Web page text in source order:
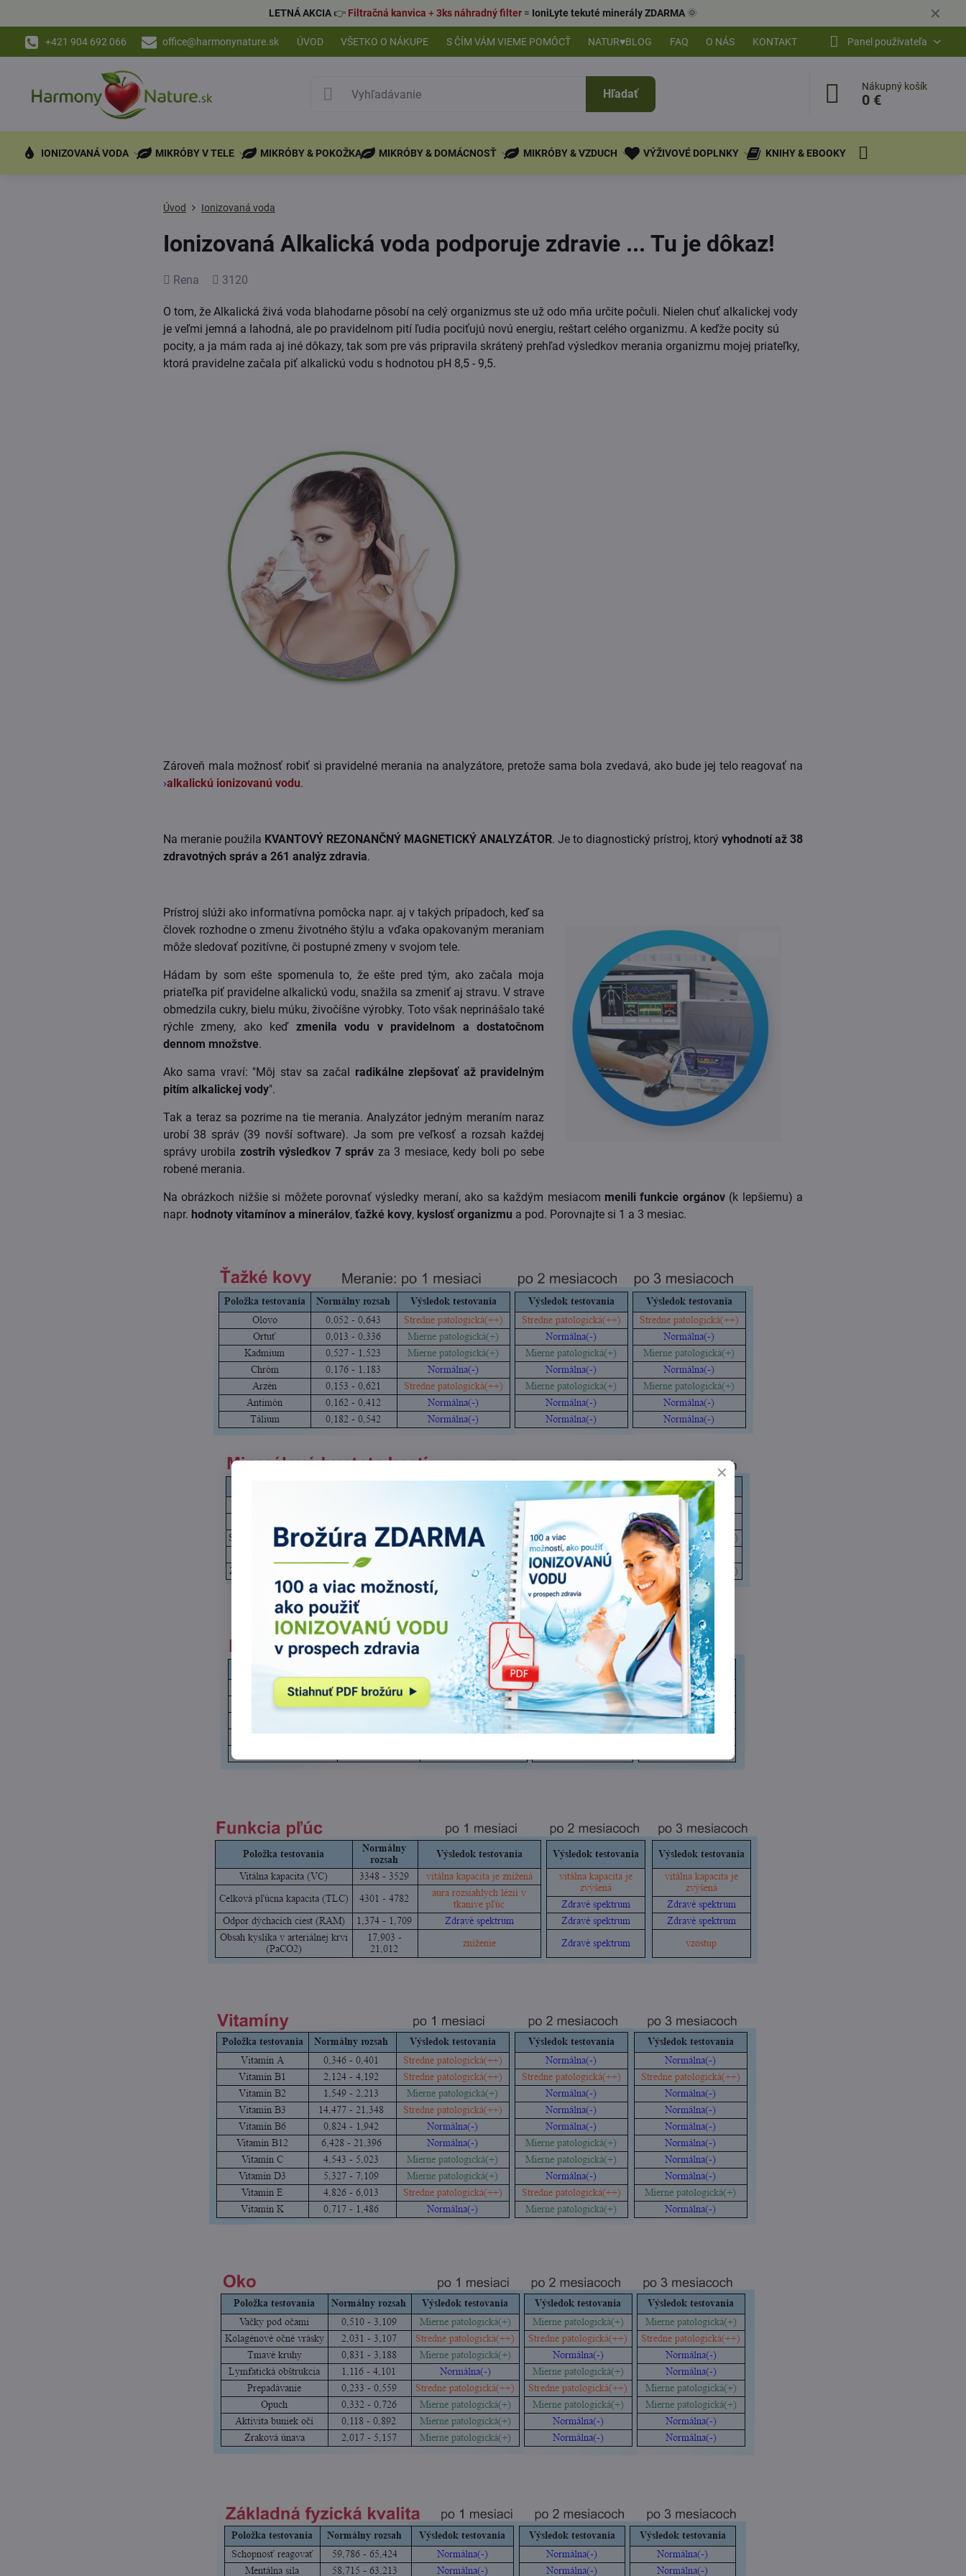
✕
LETNÁ AKCIA👉 Filtračná kanvica +3ks náhradný filter= IoniLyte tekuté minerály ZDARMA🌞
+421 904 692 066 office@harmonynature.sk ÚVOD VŠETKO O NÁKUPE S ČÍM VÁM VIEME POMÔCŤ NATUR♥BLOG FAQ O NÁS KONTAKT Panel používateľa
Hľadať
Nákupný košík
0 €
IONIZOVANÁ VODA MIKRÓBY V TELE MIKRÓBY & POKOŽKA MIKRÓBY & DOMÁCNOSŤ MIKRÓBY & VZDUCH VÝŽIVOVÉ DOPLNKY KNIHY & EBOOKY
Úvod Ionizovaná voda
Ionizovaná Alkalická voda podporuje zdravie ... Tu je dôkaz!
Pridal
Rena
Počet
3120
O tom, že Alkalická živá voda blahodarne pôsobí na celý organizmus ste už odo mňa určite počuli. Nielen chuť alkalickej vody
je veľmi jemná a lahodná, ale po pravidelnom pití ľudia pociťujú novú energiu, reštart celého organizmu. A keďže pocity sú
pocity, a ja mám rada aj iné dôkazy, tak som pre vás pripravila skrátený prehľad výsledkov merania organizmu mojej priateľky,
ktorá pravidelne začala piť alkalickú vodu s hodnotou pH 8,5 - 9,5.
Zároveň mala možnosť robiť si pravidelné merania na analyzátore, pretože sama bola zvedavá, ako bude jej telo reagovať na
›alkalickú ionizovanú vodu.
Na meranie použila KVANTOVÝ REZONANČNÝ MAGNETICKÝ ANALYZÁTOR. Je to diagnostický prístroj, ktorý vyhodnotí až 38
zdravotných správ a 261 analýz zdravia.
Prístroj slúži ako informatívna pomôcka napr. aj v takých prípadoch, keď sa
človek rozhodne o zmenu životného štýlu a vďaka opakovaným meraniam
môže sledovať pozitívne, či postupné zmeny v svojom tele.
Hádam by som ešte spomenula to, že ešte pred tým, ako začala moja
priateľka piť pravidelne alkalickú vodu, snažila sa zmeniť aj stravu. V strave
obmedzila cukry, bielu múku, živočíšne výrobky. Toto však neprinášalo také
rýchle zmeny, ako keď zmenila vodu v pravidelnom a dostatočnom
dennom množstve.
Ako sama vraví: "Môj stav sa začal radikálne zlepšovať až pravidelným
pitím alkalickej vody".
Tak a teraz sa pozrime na tie merania. Analyzátor jedným meraním naraz
urobí 38 správ (39 novší software). Ja som pre veľkosť a rozsah každej
správy urobila zostrih výsledkov 7 správ za 3 mesiace, kedy boli po sebe
robené merania.
Na obrázkoch nižšie si môžete porovnať výsledky meraní, ako sa každým mesiacom menili funkcie orgánov(k lepšiemu) a
napr. hodnoty vitamínov a minerálov,ťažké kovy,kyslosť organizmu a pod. Porovnajte si 1 a 3 mesiac.